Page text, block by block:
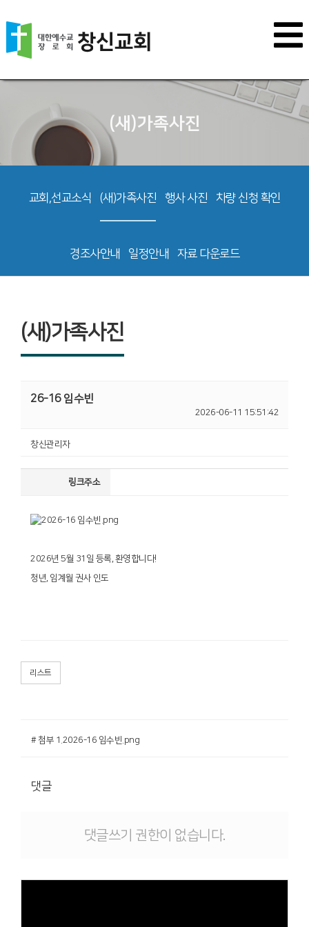
(새)가족사진
교회,선교소식 (새)가족사진 행사 사진 차량 신청 확인
경조사안내 일정안내 자료 다운로드
(새)가족사진
26-16 임수빈
2026-06-11 15:51:42
창신관리자
링크주소
2026년 5월 31일 등록, 환영합니다!
청년, 임계월 권사 인도
리스트
# 첨부 1.2026-16 임수빈.png
댓글
댓글쓰기 권한이 없습니다.